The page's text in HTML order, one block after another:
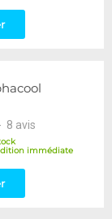
8 avis
immédiate